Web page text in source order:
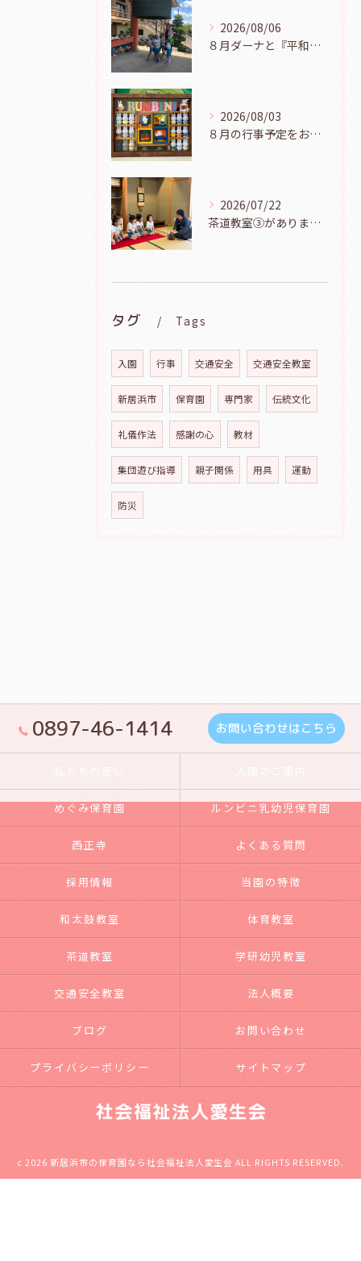
2026/08/06
８月ダーナと『平和の鐘を鳴らそう』（幼児組、８月６日）
2026/08/03
８月の行事予定をお知らせします
2026/07/22
茶道教室③がありました（年長児、７月２１日）
タグ Tags
入園 行事 交通安全 交通安全教室
新居浜市 保育園 専門家 伝統文化
礼儀作法 感謝の心 教材
集団遊び指導 親子関係 用具 運動
防災
0897-46-1414 お問い合わせはこちら
めぐみ保育園 ルンビニ乳幼児保育園
西正寺 よくある質問
採用情報 当園の特徴
和太鼓教室 体育教室
茶道教室 学研幼児教室
交通安全教室 法人概要
ブログ お問い合わせ
プライバシーポリシー サイトマップ
c 2026 新居浜市の保育園なら社会福祉法人愛生会 ALL RIGHTS RESERVED.